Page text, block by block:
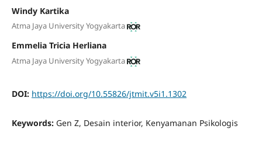
Windy Kartika
Atma Jaya University Yogyakarta
Emmelia Tricia Herliana
Atma Jaya University Yogyakarta
DOI: https://doi.org/10.55826/jtmit.v5i1.1302
Keywords: Gen Z, Desain interior, Kenyamanan Psikologis